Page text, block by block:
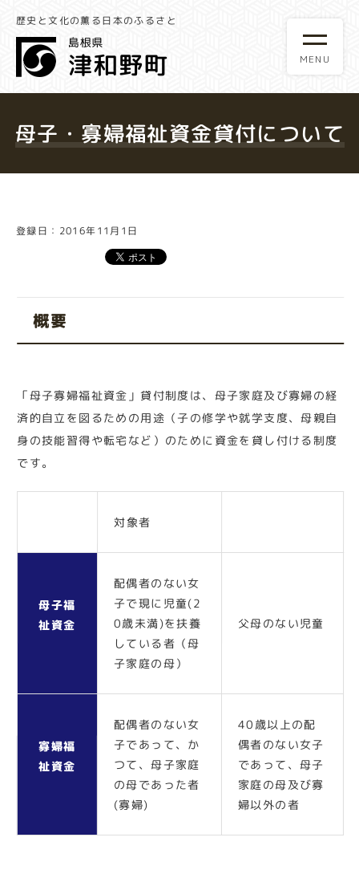
歴史と文化の薫る日本のふるさと
母子・寡婦福祉資金貸付について
登録日：2016年11月1日
概要
「母子寡婦福祉資金」貸付制度は、母子家庭及び寡婦の経
済的自立を図るための用途（子の修学や就学支度、母親自
身の技能習得や転宅など）のために資金を貸し付ける制度
です。
対象者
母子福
祉資金
配偶者のない女
子で現に児童(2
0歳未満)を扶養
している者（母
子家庭の母）
父母のない児童
寡婦福
祉資金
配偶者のない女
子であって、か
つて、母子家庭
の母であった者
(寡婦)
40歳以上の配
偶者のない女子
であって、母子
家庭の母及び寡
婦以外の者